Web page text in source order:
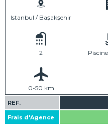
Istanbul / Başakşehir
2
0-50 km
REF.
Frais d'Agence